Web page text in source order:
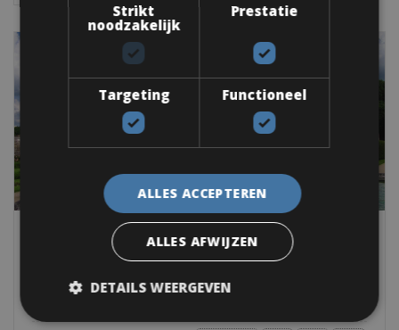
Frankrijk -> Frankrijk - Loire
Amboise Fietsverhuur
Charmant Amboise is een klein stadje aan de oevers van de
rivier de Loire met een wereldberoemd
Strikt
noodzakelijk
Prestatie
Targeting Functioneel
ALLES ACCEPTEREN
ALLES AFWIJZEN
DETAILS WEERGEVEN